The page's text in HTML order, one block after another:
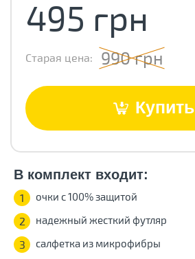
495 грн
Старая цена: 990 грн
Купить
В комплект входит:
1 очки с 100% защитой
2 надежный жесткий футляр
3 салфетка из микрофибры